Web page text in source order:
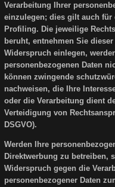
Verarbeitung Ihrer
einzulegen; dies gilt auch für
Profiling. Die jeweilige
beruht, entnehmen Sie
Widerspruch einlegen,
personenbezogenen Daten
können zwingende
nachweisen, die Ihre
oder die Verarbeitung dient
Verteidigung von
DSGVO).
Werden Ihre
Direktwerbung zu betreiben,
Widerspruch gegen die
personenbezogener Daten